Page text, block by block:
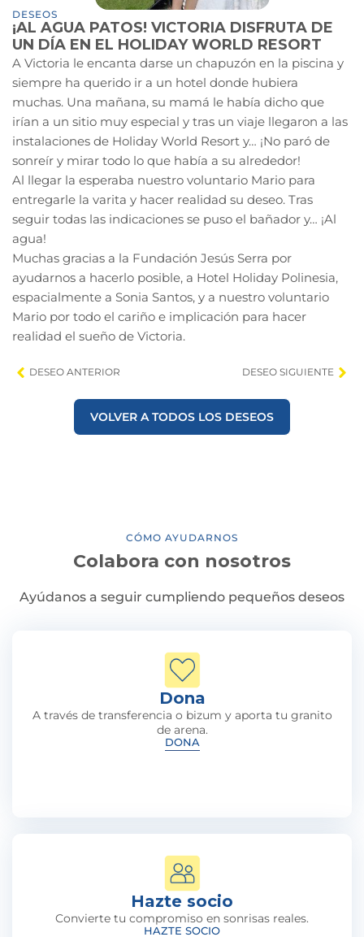
DESEOS
¡AL AGUA PATOS! VICTORIA DISFRUTA DE
UN DÍA EN EL HOLIDAY WORLD RESORT
A Victoria le encanta darse un chapuzón en la piscina y
siempre ha querido ir a un hotel donde hubiera
muchas. Una mañana, su mamá le había dicho que
irían a un sitio muy especial y tras un viaje llegaron a las
instalaciones de Holiday World Resort y… ¡No paró de
sonreír y mirar todo lo que había a su alrededor!
Al llegar la esperaba nuestro voluntario Mario para
entregarle la varita y hacer realidad su deseo. Tras
seguir todas las indicaciones se puso el bañador y… ¡Al
agua!
Muchas gracias a la Fundación Jesús Serra por
ayudarnos a hacerlo posible, a Hotel Holiday Polinesia,
espacialmente a Sonia Santos, y a nuestro voluntario
Mario por todo el cariño e implicación para hacer
realidad el sueño de Victoria.
DESEO ANTERIOR DESEO SIGUIENTE
VOLVER A TODOS LOS DESEOS
CÓMO AYUDARNOS
Colabora con nosotros
Ayúdanos a seguir cumpliendo pequeños deseos
Dona
A través de transferencia o bizum y aporta tu granito
de arena.
DONA
Hazte socio
Convierte tu compromiso en sonrisas reales.
HAZTE SOCIO